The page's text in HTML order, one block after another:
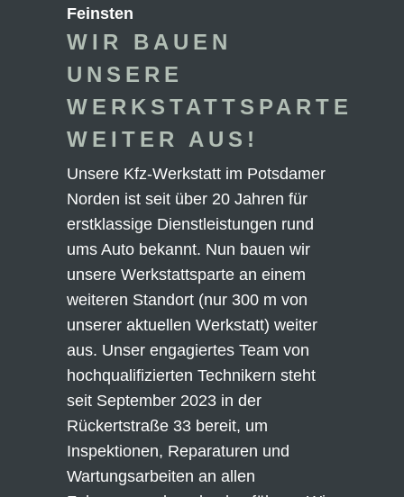
Feinsten
WIR BAUEN
UNSERE
WERKSTATTSPARTE
WEITER AUS!
Unsere Kfz-Werkstatt im Potsdamer
Norden ist seit über 20 Jahren für
erstklassige Dienstleistungen rund
ums Auto bekannt. Nun bauen wir
unsere Werkstattsparte an einem
weiteren Standort (nur 300 m von
unserer aktuellen Werkstatt) weiter
aus. Unser engagiertes Team von
hochqualifizierten Technikern steht
seit September 2023 in der
Rückertstraße 33 bereit, um
Inspektionen, Reparaturen und
Wartungsarbeiten an allen